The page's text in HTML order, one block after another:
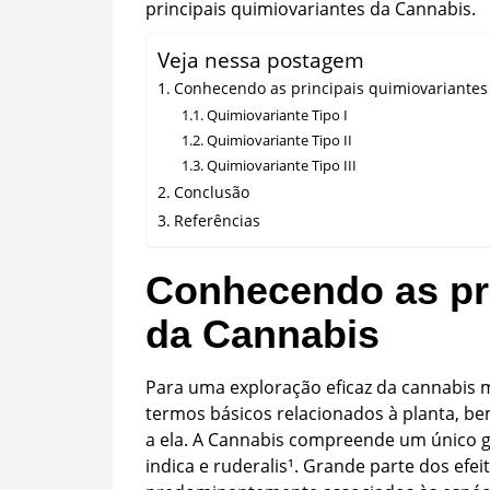
principais quimiovariantes da Cannabis.
Veja nessa postagem
Conhecendo as principais
Quimiovariante Tipo I
Quimiovariante Tipo II
Quimiovariante Tipo III
Conclusão
Referências
Conhecendo as
da Cannabis
Para uma exploração eficaz da
termos básicos relacionados à planta,
a ela. A Cannabis compreende um
indica e ruderalis¹. Grande parte dos